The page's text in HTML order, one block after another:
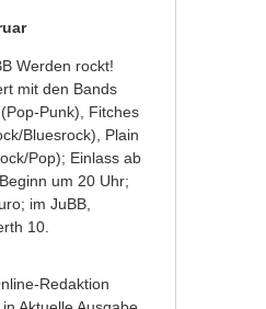
Werden rockt!
mit den Bands
Punk), Fitches
Bluesrock), Plain
Pop); Einlass ab
um 20 Uhr;
im JuBB,
10.
Redaktion